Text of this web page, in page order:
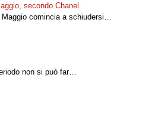
secondo Chanel.
Maggio comincia a schiudersi…
non si può far…